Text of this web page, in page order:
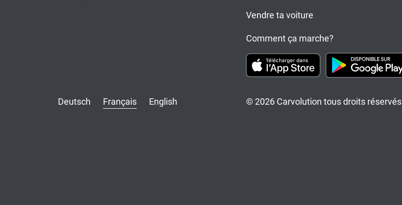
Vendre ta voiture
Comment ça marche?
Deutsch Français English © 2026 Carvolution tous droits réservés